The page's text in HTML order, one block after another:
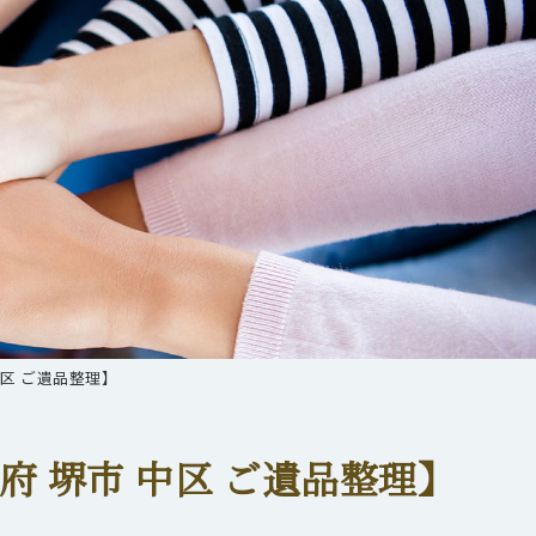
ご遺品整理】
堺市 中区 ご遺品整理】